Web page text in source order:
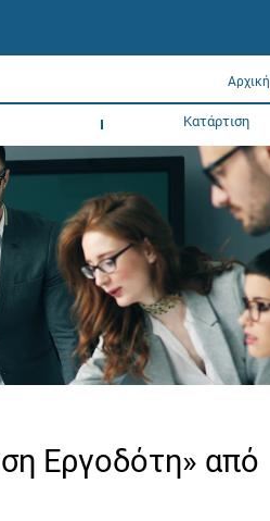
Αρχική
Κατάρτιση
Εργοδότη» από